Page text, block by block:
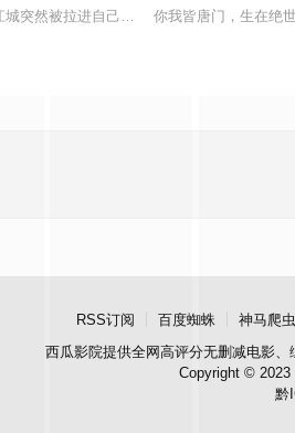
所向披靡。唯独开山弟子徐阳一直是炼气期
城突然被拉进自己精心打造的数字世界时，
你我皆唐门，生在绝
RSS订阅 百度蜘蛛 神马爬虫
西瓜影院提供全网高评分无删减电影
Copyright © 2023
黔